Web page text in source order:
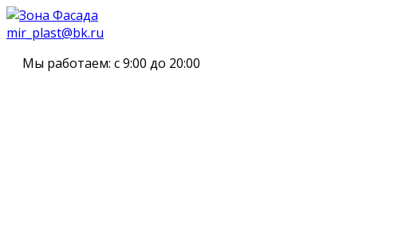
mir_plast@bk.ru
Мы работаем: с 9:00 до 20:00